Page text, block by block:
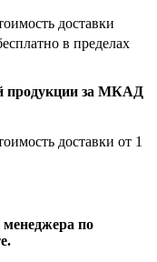
доставки
в пределах
продукции за МКАД
доставки от 1
по